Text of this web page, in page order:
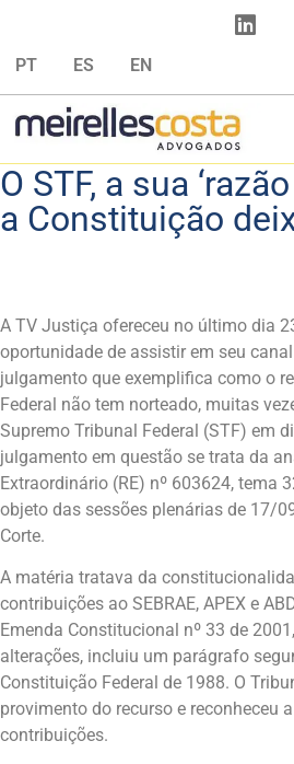
PT ES EN
O STF, a sua
a Constituição
A TV Justiça ofereceu no último dia
oportunidade de assistir em seu
julgamento que exemplifica como o
Federal não tem norteado, muitas
Supremo Tribunal Federal (STF) em
julgamento em questão se trata da
Extraordinário (RE) nº 603624, tema
objeto das sessões plenárias de 17/
Corte.
A matéria tratava da
contribuições ao SEBRAE, APEX e
Emenda Constitucional nº 33 de
alterações, incluiu um parágrafo
Constituição Federal de 1988. O
provimento do recurso e reconheceu
contribuições.